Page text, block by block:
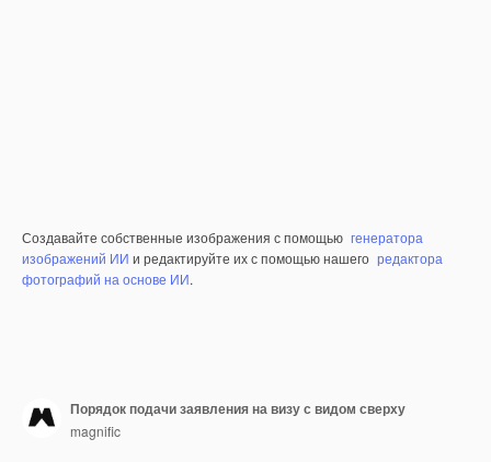
Создавайте собственные изображения с помощью генератора
изображений ИИ и редактируйте их с помощью нашего редактора
фотографий на основе ИИ.
Порядок подачи заявления на визу с видом сверху
magnific